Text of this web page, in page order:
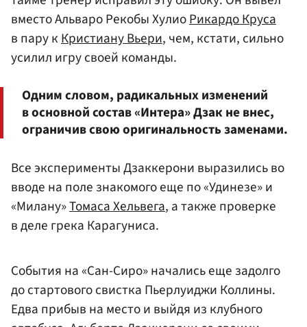
вместо Альваро Рекобы ХулиоРикардо Круса
в пару кКристиану Вьери, чем, кстати, сильно
усилил игру своей команды.
Одним словом, радикальных изменений
в основной состав «Интера» Дзак не внес,
ограничив свою оригинальность заменами.
Все эксперименты Дзаккерони выразились во
вводе на поле знакомого еще по «Удинезе» и
«Милану»Томаса Хельвега, а также проверке
в деле грека Карагуниса.
События на «Сан-Сиро» начались еще задолго
до стартового свистка Пьерлуиджи Коллины.
Едва прибыв на место и выйдя из клубного